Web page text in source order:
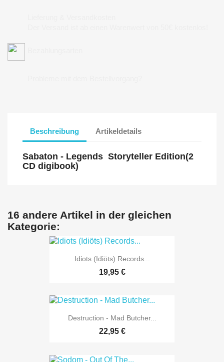
Beschreibung Artikeldetails
Sabaton - Legends Storyteller Edition(2
CD digibook)
16 andere Artikel in der gleichen
Kategorie:
Idiots (Idiöts) Records...
19,95 €
Destruction - Mad Butcher...
22,95 €